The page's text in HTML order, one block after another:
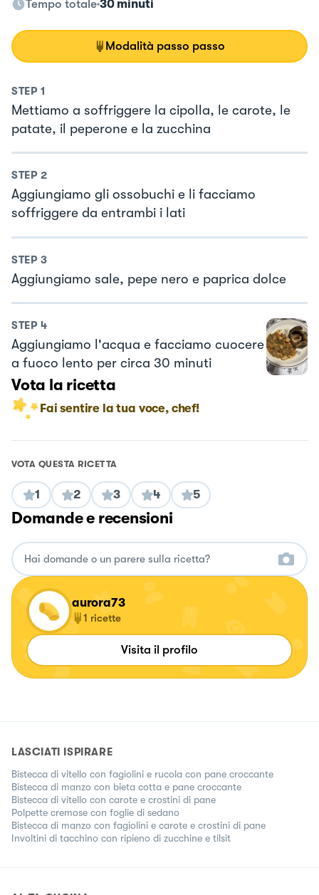
Tempo totale 30 minuti
Modalità passo passo
STEP 1
Mettiamo a soffriggere la cipolla, le carote, le
patate, il peperone e la zucchina
STEP 2
Aggiungiamo gli ossobuchi e li facciamo
soffriggere da entrambi i lati
STEP 3
Aggiungiamo sale, pepe nero e paprica dolce
STEP 4
Aggiungiamo l'acqua e facciamo cuocere
a fuoco lento per circa 30 minuti
Vota la ricetta
Fai sentire la tua voce, chef!
VOTA QUESTA RICETTA
1 2 3 4 5
Domande e recensioni
aurora73
1 ricette
Visita il profilo
LASCIATI ISPIRARE
Bistecca di vitello con fagiolini e rucola con pane croccante
Bistecca di manzo con bieta cotta e pane croccante
Bistecca di vitello con carote e crostini di pane
Polpette cremose con foglie di sedano
Bistecca di manzo con fagiolini e carote e crostini di pane
Involtini di tacchino con ripieno di zucchine e tilsit